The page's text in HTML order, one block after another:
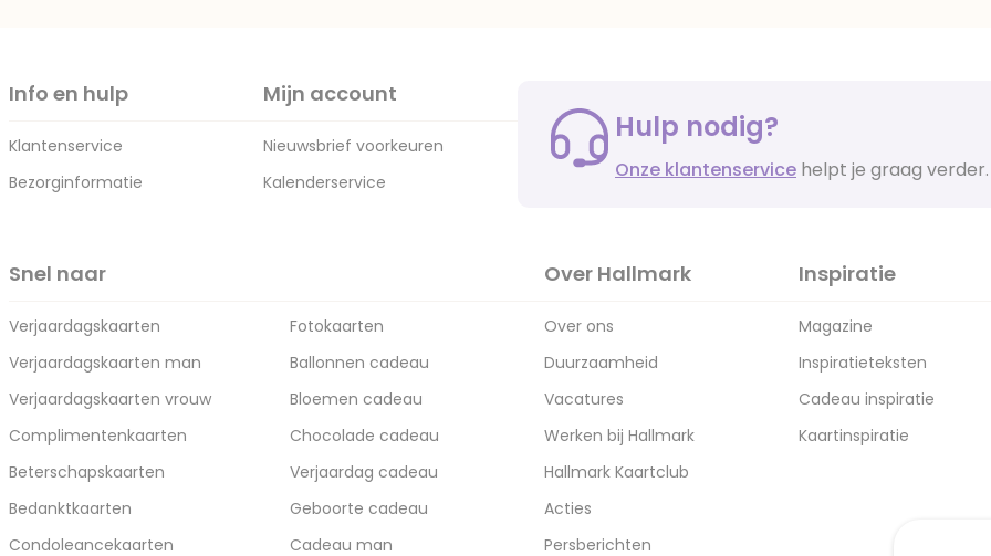
Info en hulp
Klantenservice
Bezorginformatie
Mijn account
Nieuwsbrief voorkeuren
Kalenderservice
Hulp nodig?
Onze klantenservice helpt je graag verder.
Snel naar
Verjaardagskaarten
Verjaardagskaarten man
Verjaardagskaarten vrouw
Complimentenkaarten
Beterschapskaarten
Bedanktkaarten
Condoleancekaarten
Fotokaarten
Ballonnen cadeau
Bloemen cadeau
Chocolade cadeau
Verjaardag cadeau
Geboorte cadeau
Cadeau man
Over Hallmark
Over ons
Duurzaamheid
Vacatures
Werken bij Hallmark
Hallmark Kaartclub
Acties
Persberichten
Inspiratie
Magazine
Inspiratieteksten
Cadeau inspiratie
Kaartinspiratie